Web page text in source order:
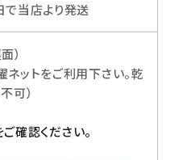
当店より発送
）
ネットをご利用下さい。乾
可）
確認ください。